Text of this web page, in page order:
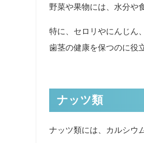
野菜や果物には、水分や
特に、セロリやにんじん
歯茎の健康を保つのに役
ナッツ類
ナッツ類には、カルシウ